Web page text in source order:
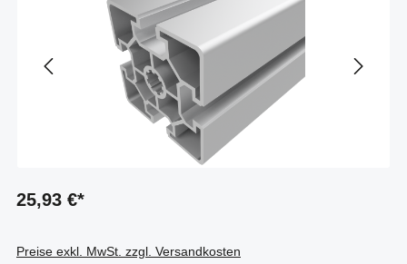
25,93 €*
Preise exkl. MwSt. zzgl. Versandkosten